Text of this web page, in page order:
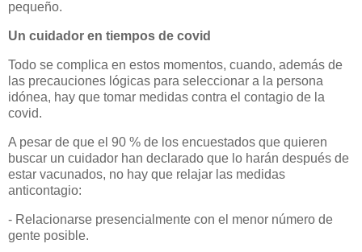
pequeño.
Un cuidador en tiempos de covid
Todo se complica en estos momentos, cuando, además de
las precauciones lógicas para seleccionar a la persona
idónea, hay que tomar medidas contra el contagio de la
covid.
A pesar de que el 90 % de los encuestados que quieren
buscar un cuidador han declarado que lo harán después de
estar vacunados, no hay que relajar las medidas
anticontagio:
- Relacionarse presencialmente con el menor número de
gente posible.